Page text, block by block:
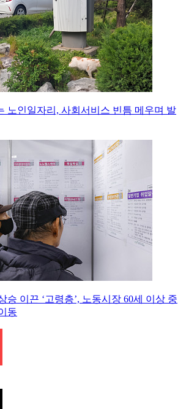
노인일자리, 사회서비스 빈틈 메우며 발
승 이끈 ‘고령층’, 노동시장 60세 이상 중
동